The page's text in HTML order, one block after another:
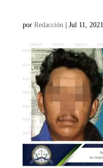
por Redacción | Jul 11, 2021